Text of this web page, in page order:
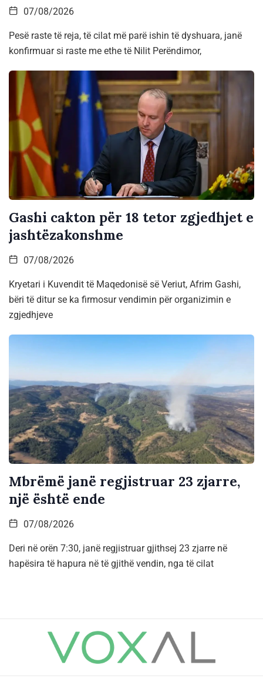
07/08/2026
Pesë raste të reja, të cilat më parë ishin të dyshuara, janë
konfirmuar si raste me ethe të Nilit Perëndimor,
Gashi cakton për 18 tetor zgjedhjet e
jashtëzakonshme
07/08/2026
Kryetari i Kuvendit të Maqedonisë së Veriut, Afrim Gashi,
bëri të ditur se ka firmosur vendimin për organizimin e
zgjedhjeve
Mbrëmë janë regjistruar 23 zjarre,
një është ende
07/08/2026
Deri në orën 7:30, janë regjistruar gjithsej 23 zjarre në
hapësira të hapura në të gjithë vendin, nga të cilat